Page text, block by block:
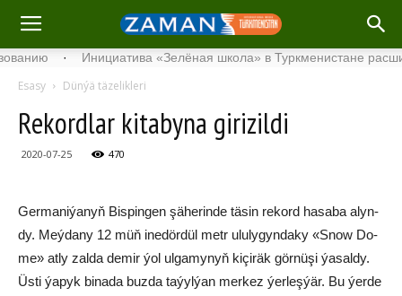
· Инициатива «Зелёная школа» в Туркменистане
Esasy Dünýä täzelikleri
Re­kord­lar ki­ta­by­na gi­ri­zil­di
2020-07-25 470
Ger­ma­ni­ýa­nyň Bis­pin­gen şä­he­rin­de tä­sin re­kord ha­sa­ba alyn­
dy. Meý­da­ny 12 müň ine­dör­dül metr ulu­ly­gyn­da­ky «Snow Do­
me» at­ly zal­da de­mir ýol ul­ga­my­nyň ki­çi­räk gör­nü­şi ýa­sal­dy.
Üs­ti ýa­pyk bi­na­da buz­da ta­ýyl­ýan mer­kez ýer­leş­ýär. Bu ýer­de